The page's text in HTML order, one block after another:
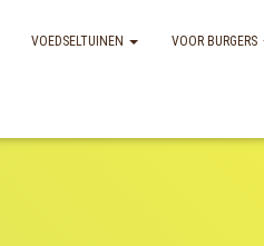
VOEDSELTUINEN VOOR BURGERS